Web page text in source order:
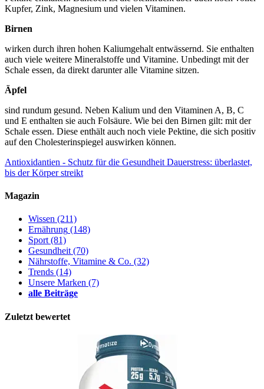
Kupfer, Zink, Magnesium und vielen Vitaminen.
Birnen
wirken durch ihren hohen Kaliumgehalt entwässernd. Sie enthalten
auch viele weitere Mineralstoffe und Vitamine. Unbedingt mit der
Schale essen, da direkt darunter alle Vitamine sitzen.
Äpfel
sind rundum gesund. Neben Kalium und den Vitaminen A, B, C
und E enthalten sie auch Folsäure. Wie bei den Birnen gilt: mit der
Schale essen. Diese enthält auch noch viele Pektine, die sich positiv
auf den Cholesterinspiegel auswirken können.
Antioxidantien - Schutz für die Gesundheit Dauerstress: überlastet,
bis der Körper streikt
Magazin
Wissen (211)
Ernährung (148)
Sport(81)
Gesundheit(70)
Nährstoffe, Vitamine & Co. (32)
Trends (14)
Unsere Marken (7)
alle Beiträge
Zuletzt bewertet